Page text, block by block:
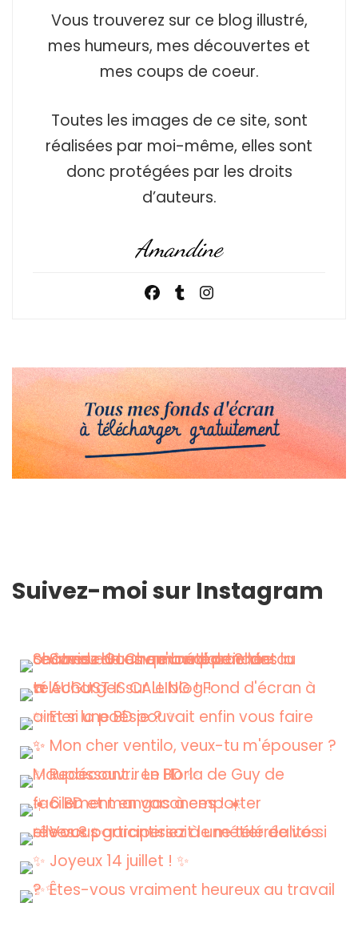
Vous trouverez sur ce blog illustré,
mes humeurs, mes découvertes et
mes coups de coeur.
Toutes les images de ce site, sont
réalisées par moi-même, elles sont
donc protégées par les droits
d’auteurs.
Amandine
Suivez-moi sur Instagram